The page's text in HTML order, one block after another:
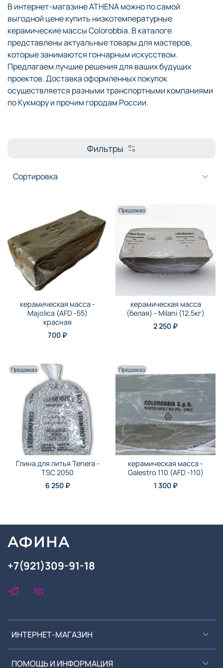
В интернет-магазине ATHENA можно по самой
выгодной цене купить низкотемпературные
керамические массы Colorobbia. В каталоге
представлены актуальные товары для мастеров,
которые занимаются гончарным искусством.
Предлагаем лучшие решения для ваших будущих
проектов. Доставка оформленных покупок
осуществляется разными транспортными компаниями
по Кукмору и прочим городам России.
Фильтры
керамическая масса -
Majolica (AFD -55)
красная
700 ₽
Предзаказ
керамическая масса
(белая) - Milani (12,5кг)
2 250 ₽
Предзаказ
Глина для литья Tenera -
TSC 2050
6 250 ₽
Предзаказ
керамическая масса -
Galestro 110 (AFD -110)
1 300 ₽
ИНТЕРНЕТ-МАГАЗИН
ПОМОЩЬ И ИНФОРМАЦИЯ
+7(921)309-91-18
АФИНА